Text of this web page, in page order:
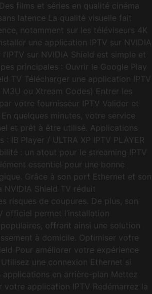
films et séries en qualité cinéma
latence La qualité visuelle fait
notamment sur les téléviseurs 4K
une application IPTV sur NVIDIA
sur NVIDIA Shield est simple et
principales : Ouvrir le Google Play
TV Télécharger une application IPTV
ou Xtream Codes) Entrer les
votre fournisseur IPTV Valider et
quelques minutes, votre service
et prêt à être utilisé. Applications
: IB Player / ULTRA XP IPTV PLAYER
: un atout pour le streaming IPTV
essentiel pour une bonne
Grâce à son port Ethernet et son
Shield TV réduit
risques de coupures. De plus, son
officiel permet l’installation
populaires, offrant ainsi une solution
à domicile. Optimiser votre
Pour améliorer votre expérience
une connexion Ethernet si
applications en arrière-plan Mettez
votre application IPTV Redémarrez la